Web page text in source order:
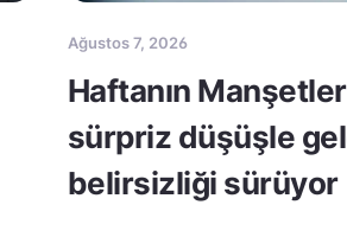
Ağustos 7, 2026
Haftanın
sürpriz düşüşle
belirsizliği sürüyor